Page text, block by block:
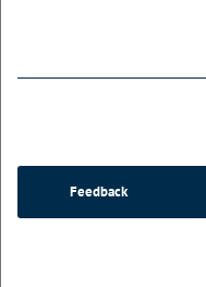
Feedback